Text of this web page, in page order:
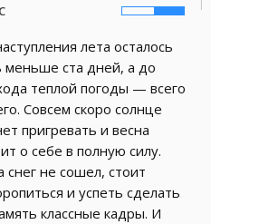
лета осталось
меньше ста дней, а до
теплой погоды — всего
Совсем скоро солнце
пригревать и весна
о себе в полную силу.
снег не сошел, стоит
и успеть сделать
классные кадры. И